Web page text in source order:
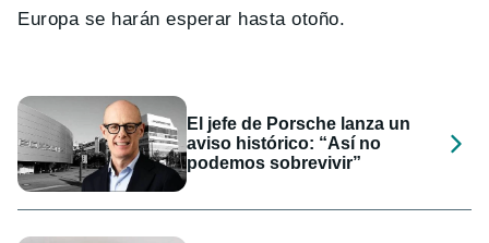
Europa se harán esperar hasta otoño.
El jefe de Porsche lanza un
aviso histórico: “Así no
podemos sobrevivir”